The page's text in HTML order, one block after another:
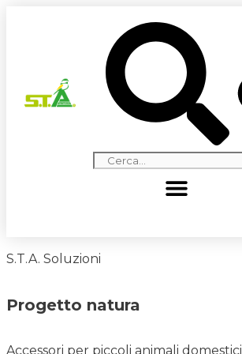
S.T.A. Soluzioni
Progetto natura
Accessori per piccoli animali domestici